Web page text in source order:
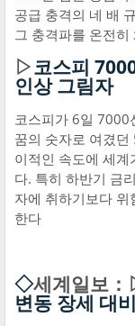
공급 충격의 네 배
그 충격파를 온전
▷코스피
인상 그림자
코스피가 6일 7000
꿈의 숫자로 여겼
이적인 속도에 세
다. 특히 하반기 금
자에 취하기보다
한다
◇세계일보
변동 장세 대